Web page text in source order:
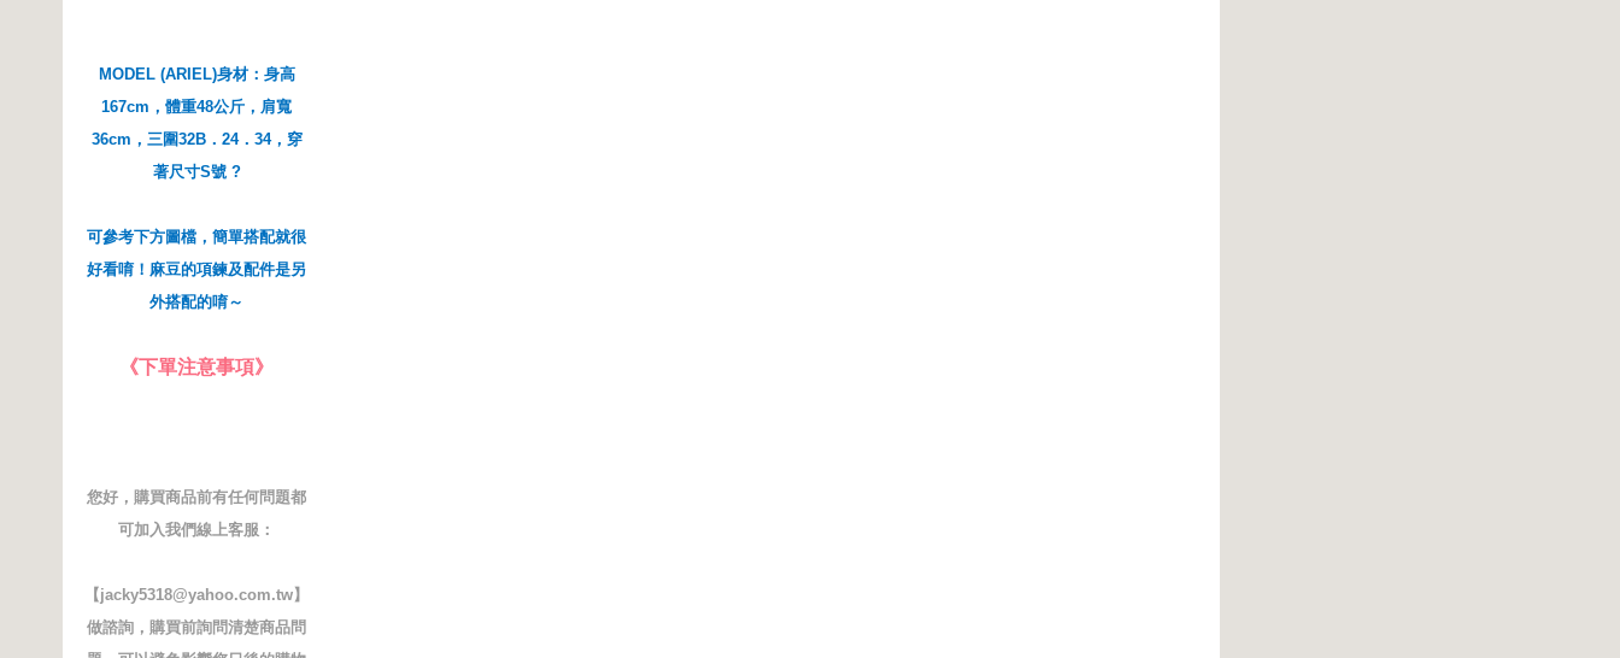
MODEL (ARIEL)身材：身高
167cm，體重48公斤，肩寬
36cm，三圍32B．24．34，穿
著尺寸S號 ?
可參考下方圖檔，簡單搭配就很
好看唷！麻豆的項鍊及配件是另
外搭配的唷～
《下單注意事項》
您好，購買商品前有任何問題都
可加入我們線上客服：
【jacky5318@yahoo.com.tw】
做諮詢，購買前詢問清楚商品問